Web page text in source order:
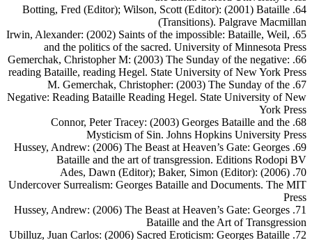
64. Botting, Fred (Editor); Wilson, Scott (Editor): (2001) Bataille
(Transitions). Palgrave Macmillan
65. Irwin, Alexander: (2002) Saints of the impossible: Bataille, Weil,
and the politics of the sacred. University of Minnesota Press
66. Gemerchak, Christopher M: (2003) The Sunday of the negative:
reading Bataille, reading Hegel. State University of New York Press
67. M. Gemerchak, Christopher: (2003) The Sunday of the
Negative: Reading Bataille Reading Hegel. State University of New
York Press
68. Connor, Peter Tracey: (2003) Georges Bataille and the
Mysticism of Sin. Johns Hopkins University Press
69. Hussey, Andrew: (2006) The Beast at Heaven’s Gate: Georges
Bataille and the art of transgression. Editions Rodopi BV
70. Ades, Dawn (Editor); Baker, Simon (Editor): (2006)
Undercover Surrealism: Georges Bataille and Documents. The MIT
Press
71. Hussey, Andrew: (2006) The Beast at Heaven’s Gate: Georges
Bataille and the Art of Transgression
72. Ubilluz, Juan Carlos: (2006) Sacred Eroticism: Georges Bataille